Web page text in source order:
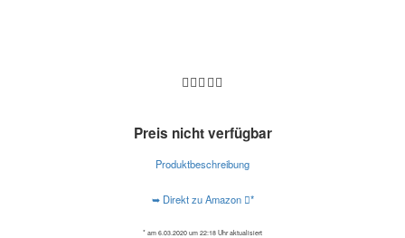
Preis nicht verfügbar
Produktbeschreibung
➥ Direkt zu Amazon *
* am 6.03.2020 um 22:18 Uhr aktualisiert